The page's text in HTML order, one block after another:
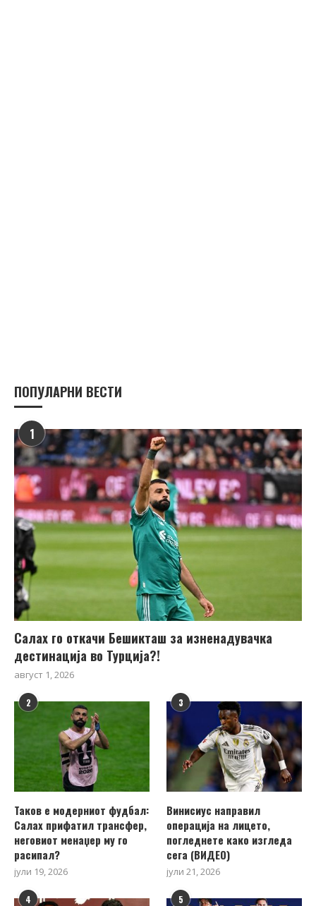
ПОПУЛАРНИ ВЕСТИ
1
Салах го откачи Бешикташ за изненадувачка
дестинација во Турција?!
август 1, 2026
2
Таков е модерниот фудбал:
Салах прифатил трансфер,
неговиот менаџер му го
расипал?
јули 19, 2026
3
Винисиус направил
операција на лицето,
погледнете како изгледа
сега (ВИДЕО)
јули 21, 2026
4 5